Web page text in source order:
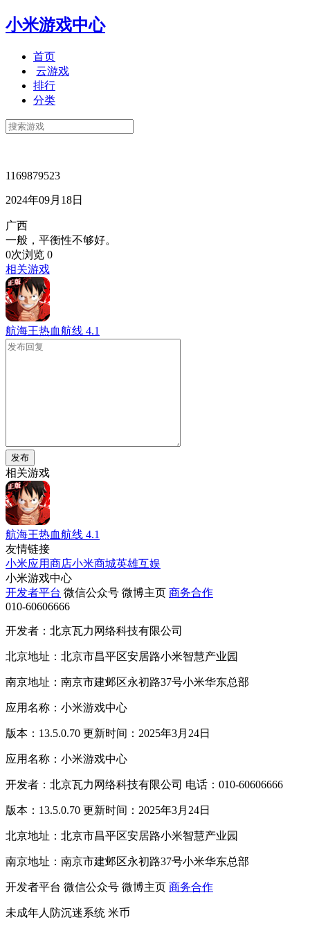
小米游戏中心
首页
云游戏
排行
分类
1169879523
2024年09月18日
广西
一般，平衡性不够好。
0次浏览 0
相关游戏
航海王热血航线 4.1
发布
相关游戏
航海王热血航线 4.1
友情链接
小米应用商店小米商城英雄互娱
小米游戏中心
开发者平台 微信公众号 微博主页 商务合作
010-60606666
开发者：北京瓦力网络科技有限公司
北京地址：北京市昌平区安居路小米智慧产业园
南京地址：南京市建邺区永初路37号小米华东总部
应用名称：小米游戏中心
版本：13.5.0.70 更新时间：2025年3月24日
应用名称：小米游戏中心
开发者：北京瓦力网络科技有限公司 电话：010-60606666
版本：13.5.0.70 更新时间：2025年3月24日
北京地址：北京市昌平区安居路小米智慧产业园
南京地址：南京市建邺区永初路37号小米华东总部
开发者平台 微信公众号 微博主页 商务合作
未成年人防沉迷系统 米币